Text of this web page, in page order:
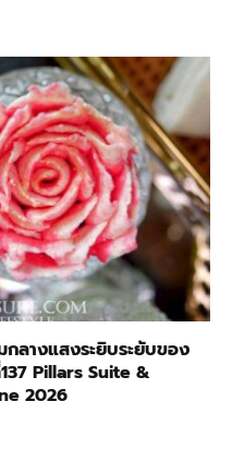
ลางแสงระยิบระยับของ
Pillars Suite &
2026